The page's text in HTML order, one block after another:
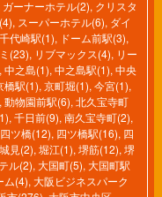
ガーナーホテル(2), クリスタ
, スーパーホテル(6), ダイ
代崎駅(1), ドーム前駅(3),
(23), リブマックス(4), リー
, 中之島(1), 中之島駅(1), 中央
橋駅(1), 京町堀(1), 今宮(1),
, 動物園前駅(6), 北久宝寺町
, 千日前(9), 南久宝寺町(2),
四ツ橋(12), 四ツ橋駅(16), 四
城見(2), 堀江(1), 堺筋(12), 堺
ル(2), 大国町(5), 大国町駅
ム(4), 大阪ビジネスパーク